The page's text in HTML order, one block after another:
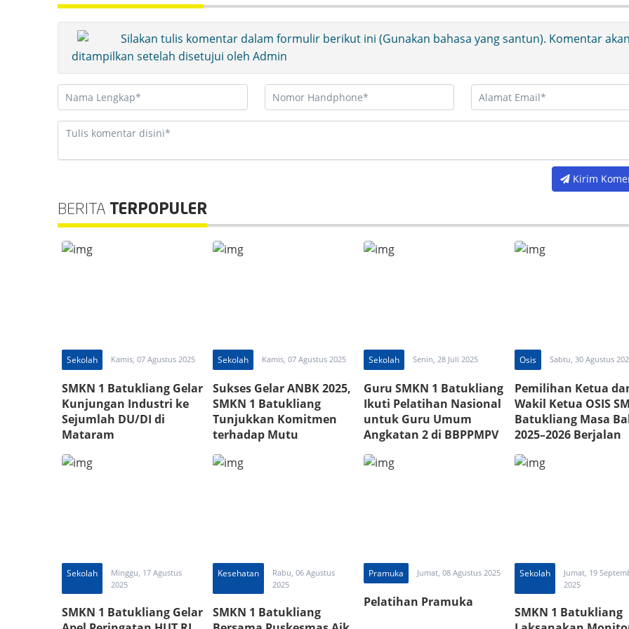
Silakan tulis komentar dalam formulir berikut ini (Gunakan bahasa yang santun). Komentar akan
ditampilkan setelah disetujui oleh Admin
Kirim
BERITA TERPOPULER
Sekolah Kamis, 07 Agustus 2025
SMKN 1 Batukliang Gelar
Kunjungan Industri ke
Sejumlah DU/DI di
Mataram
Sekolah Kamis, 07 Agustus 2025
Sukses Gelar ANBK 2025,
SMKN 1 Batukliang
Tunjukkan Komitmen
terhadap Mutu
Sekolah Senin, 28 Juli 2025
Guru SMKN 1 Batukliang
Ikuti Pelatihan Nasional
untuk Guru Umum
Angkatan 2 di BBPPMPV
Osis Sabtu, 30 Agustus
Pemilihan Ketua
Wakil Ketua OSIS
Batukliang Masa
2025–2026 Berjalan
Sekolah
Minggu, 17 Agustus
2025
SMKN 1 Batukliang Gelar
Kesehatan
Rabu, 06 Agustus
2025
SMKN 1 Batukliang
Pramuka Jumat, 08 Agustus 2025
Pelatihan Pramuka
Sekolah
Jumat, 19
2025
SMKN 1 Batukliang